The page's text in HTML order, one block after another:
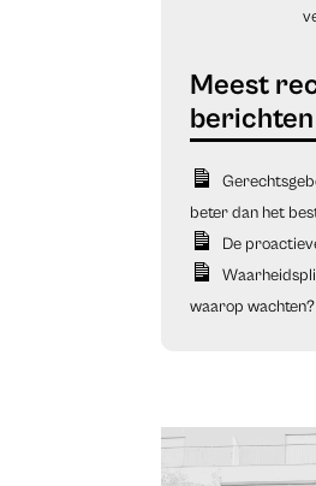
beter dan het
De
waarop wachten?